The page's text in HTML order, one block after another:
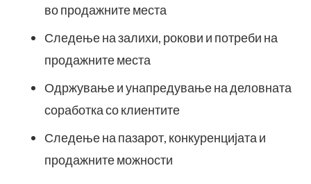
во продажните места
Следење на залихи, рокови и потреби на
продажните места
Одржување и унапредување на деловната
соработка со клиентите
Следење на пазарот, конкуренцијата и
продажните можности